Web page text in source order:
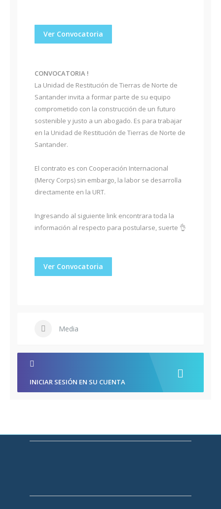
Ver Convocatoria
CONVOCATORIA !
La Unidad de Restitución de Tierras de Norte de
Santander invita a formar parte de su equipo
comprometido con la construcción de un futuro
sostenible y justo a un abogado. Es para trabajar
en la Unidad de Restitución de Tierras de Norte de
Santander.
El contrato es con Cooperación Internacional
(Mercy Corps) sin embargo, la labor se desarrolla
directamente en la URT.
Ingresando al siguiente link encontrara toda la
información al respecto para postularse, suerte 👌
Ver Convocatoria
Media
INICIAR SESIÓN EN SU CUENTA